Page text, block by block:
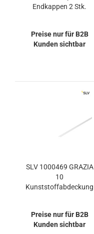
Endkappen 2 Stk.
Preise nur für B2B
Kunden sichtbar
SLV 1000469 GRAZIA
10
Kunststoffabdeckung
Preise nur für B2B
Kunden sichtbar